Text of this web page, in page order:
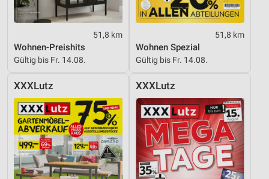
51,8 km
Wohnen-Preishits
Gültig bis Fr. 14.08.
51,8 km
Wohnen Spezial
Gültig bis Fr. 14.08.
XXXLutz XXXLutz